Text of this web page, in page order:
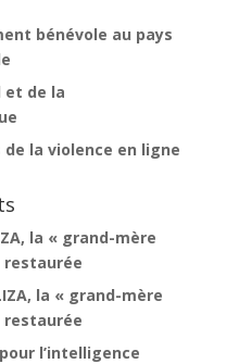
bénévole au pays
et de la
la violence en ligne
la « grand-mère
restaurée
la « grand-mère
restaurée
l’intelligence